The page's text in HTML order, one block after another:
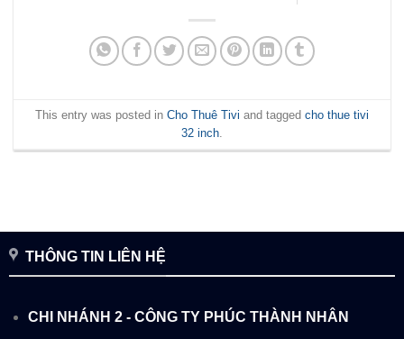
This entry was posted in Cho Thuê Tivi and tagged cho thue tivi
32 inch
THÔNG TIN LIÊN HỆ
CHI NHÁNH 2 - CÔNG TY PHÚC THÀNH NHÂN